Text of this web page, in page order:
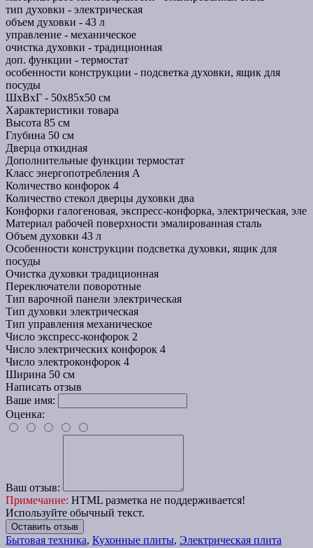
тип духовки - электрическая
объем духовки - 43 л
управление - механическое
очистка духовки - традиционная
доп. функции - термостат
особенности конструкции - подсветка духовки, ящик для
посуды
ШхВхГ - 50х85х50 см
Характеристики товара
Высота 85 см
Глубина 50 см
Дверца откидная
Дополнительные функции термостат
Класс энергопотребления A
Количество конфорок 4
Количество стекол дверцы духовки два
Конфорки галогеновая, экспресс-конфорка, электрическая, эле
Материал рабочей поверхности эмалированная сталь
Объем духовки 43 л
Особенности конструкции подсветка духовки, ящик для
посуды
Очистка духовки традиционная
Переключатели поворотные
Тип варочной панели электрическая
Тип духовки электрическая
Тип управления механическое
Число экспресс-конфорок 2
Число электрических конфорок 4
Число электроконфорок 4
Ширина 50 см
Написать отзыв
Ваше имя:
Оценка:
Ваш отзыв:
Примечание: HTML разметка не поддерживается!
Используйте обычный текст.
Оставить отзыв
Бытовая техника, Кухонные плиты, Электрическая плита